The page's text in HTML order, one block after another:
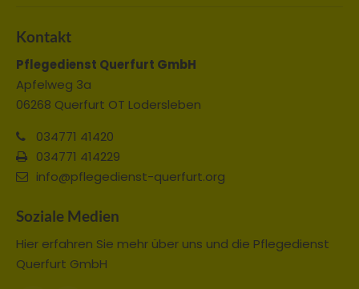
Kontakt
Pflegedienst Querfurt GmbH
Apfelweg 3a
06268 Querfurt OT Lodersleben
034771 41420
034771 414229
info@pflegedienst-querfurt.org
Soziale Medien
Hier erfahren Sie mehr über uns und die Pflegedienst
Querfurt GmbH